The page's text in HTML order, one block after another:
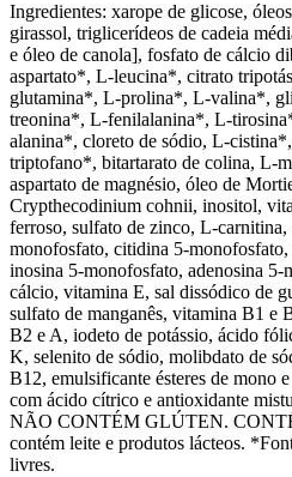
Ingredientes: xarope de glicose,
girassol, triglicerídeos de cadeia
e óleo de canola], fosfato de cálcio
aspartato*, L-leucina*, citrato
glutamina*, L-prolina*, L-valina*,
treonina*, L-fenilalanina*, L-
alanina*, cloreto de sódio, L-
triptofano*, bitartarato de colina, L-
aspartato de magnésio, óleo de
Crypthecodinium cohnii, inositol,
ferroso, sulfato de zinco, L-
monofosfato, citidina 5-
inosina 5-monofosfato, adenosina 5-
cálcio, vitamina E, sal dissódico de
sulfato de manganês, vitamina B1 e
B2 e A, iodeto de potássio, ácido
K, selenito de sódio, molibdato de
B12, emulsificante ésteres de mono
com ácido cítrico e antioxidante
NÃO CONTÉM GLÚTEN.
contém leite e produtos lácteos.
livres.